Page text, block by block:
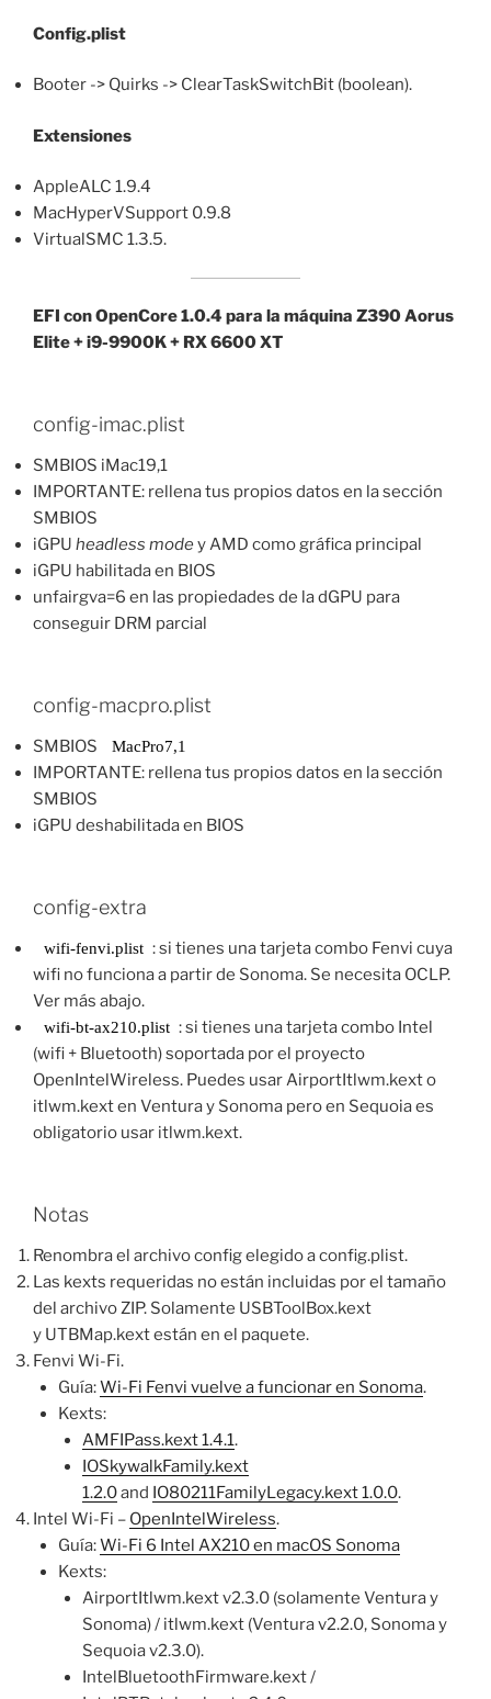
Config.plist
Booter -> Quirks -> ClearTaskSwitchBit (boolean).
Extensiones
AppleALC 1.9.4
MacHyperVSupport 0.9.8
VirtualSMC 1.3.5.
EFI con OpenCore 1.0.4 para la máquina Z390 Aorus
Elite + i9-9900K + RX 6600 XT
config-imac.plist
SMBIOS iMac19,1
IMPORTANTE: rellena tus propios datos en la sección
SMBIOS
iGPU headless modey AMD como gráfica principal
iGPU habilitada en BIOS
unfairgva=6 en las propiedades de la dGPU para
conseguir DRM parcial
config-macpro.plist
SMBIOS MacPro7,1
IMPORTANTE: rellena tus propios datos en la sección
SMBIOS
iGPU deshabilitada en BIOS
config-extra
wifi-fenvi.plist : si tienes una tarjeta combo Fenvi cuya
wifi no funciona a partir de Sonoma. Se necesita OCLP.
Ver más abajo.
wifi-bt-ax210.plist : si tienes una tarjeta combo Intel
(wifi + Bluetooth) soportada por el proyecto
OpenIntelWireless. Puedes usar AirportItlwm.kext o
itlwm.kext en Ventura y Sonoma pero en Sequoia es
obligatorio usar itlwm.kext.
Notas
Renombra el archivo config elegido a config.plist.
Las kexts requeridas no están incluidas por el tamaño
del archivo ZIP. Solamente USBToolBox.kext
y UTBMap.kext están en el paquete.
Fenvi Wi-Fi.
Guía:Wi-Fi Fenvi vuelve a funcionar en Sonoma.
Kexts:
AMFIPass.kext 1.4.1.
IOSkywalkFamily.kext
1.2.0and IO80211FamilyLegacy.kext 1.0.0.
Intel Wi-Fi – OpenIntelWireless.
Guía:Wi-Fi 6 Intel AX210 en macOS Sonoma
Kexts:
AirportItlwm.kext v2.3.0 (solamente Ventura y
Sonoma) / itlwm.kext (Ventura v2.2.0, Sonoma y
Sequoia v2.3.0).
IntelBluetoothFirmware.kext /